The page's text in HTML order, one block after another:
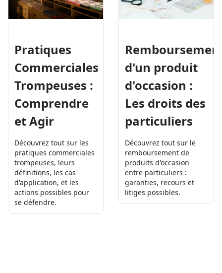
Pratiques
Commerciales
Trompeuses :
Comprendre
et Agir
Découvrez tout sur les
pratiques commerciales
trompeuses, leurs
définitions, les cas
d'application, et les
actions possibles pour
se défendre.
d'un produit
d'occasion :
Les droits des
particuliers
Découvrez tout sur le
remboursement de
produits d'occasion
entre particuliers :
garanties, recours et
litiges possibles.